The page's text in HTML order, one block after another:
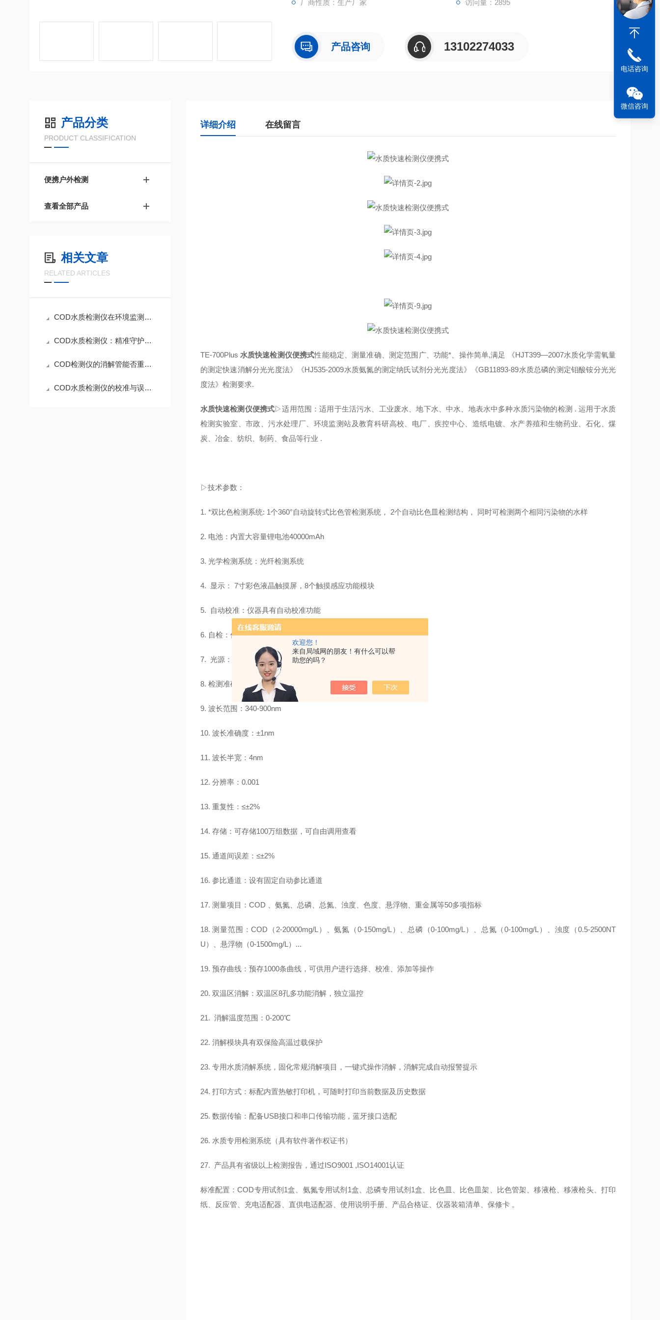
欢迎您！
来自局域网的朋友！有什么可以帮
助您的吗？
厂商性质：生产厂家 访问量：2895
产品咨询 13102274033
产品分类
PRODUCT CLASSIFICATION
便携户外检测
查看全部产品
相关文章
RELATED ARTICLES
COD水质检测仪在环境监测中的定位
COD水质检测仪：精准守护水环境的智能分析神器
COD检测仪的消解管能否重复使用？如何清洗避免交叉污染？
COD水质检测仪的校准与误差控制技术
详细介绍 在线留言
TE-700Plus 水质快速检测仪便携式性能稳定、测量准确、测定范围广、功能*、操作简单,满足 《HJT399—2007水质化学需氧量
的测定快速消解分光光度法》《HJ535-2009水质氨氮的测定纳氏试剂分光光度法》《GB11893-89水质总磷的测定钼酸铵分光光
度法》检测要求.
水质快速检测仪便携式▷适用范围：适用于生活污水、工业废水、地下水、中水、地表水中多种水质污染物的检测 . 运用于水质
检测实验室、市政、污水处理厂、环境监测站及教育科研高校、电厂、疾控中心、造纸电镀、水产养殖和生物药业、石化、煤
炭、冶金、纺织、制药、食品等行业 .
▷技术参数：
1. *双比色检测系统: 1个360°自动旋转式比色管检测系统， 2个自动比色皿检测结构， 同时可检测两个相同污染物的水样
2. 电池：内置大容量锂电池40000mAh
3. 光学检测系统：光纤检测系统
4. 显示： 7寸彩色液晶触摸屏，8个触摸感应功能模块
5. 自动校准：仪器具有自动校准功能
6. 自检：仪器具有自动检测，出错报警功能
7. 光源：进口冷光源（可达10万小时以上）
8. 检测准确度：≤±5%
9. 波长范围：340-900nm
10. 波长准确度：±1nm
11. 波长半宽：4nm
12. 分辨率：0.001
13. 重复性：≤±2%
14. 存储：可存储100万组数据，可自由调用查看
15. 通道间误差：≤±2%
16. 参比通道：设有固定自动参比通道
17. 测量项目：COD 、氨氮、总磷、总氮、浊度、色度、悬浮物、重金属等50多项指标
18. 测量范围：COD（2-20000mg/L）、氨氮（0-150mg/L）、总磷（0-100mg/L）、总氮（0-100mg/L）、浊度（0.5-2500NT
U）、悬浮物（0-1500mg/L）...
19. 预存曲线：预存1000条曲线，可供用户进行选择、校准、添加等操作
20. 双温区消解：双温区8孔多功能消解，独立温控
21. 消解温度范围：0-200℃
22. 消解模块具有双保险高温过载保护
23. 专用水质消解系统，固化常规消解项目，一键式操作消解，消解完成自动报警提示
24. 打印方式：标配内置热敏打印机，可随时打印当前数据及历史数据
25. 数据传输：配备USB接口和串口传输功能，蓝牙接口选配
26. 水质专用检测系统（具有软件著作权证书）
27. 产品具有省级以上检测报告，通过ISO9001 ,ISO14001认证
标准配置：COD专用试剂1盒、氨氮专用试剂1盒、总磷专用试剂1盒、比色皿、比色皿架、比色管架、移液枪、移液枪头、打印
纸、反应管、充电适配器、直供电适配器、使用说明手册、产品合格证、仪器装箱清单、保修卡 。
电话咨询
微信咨询